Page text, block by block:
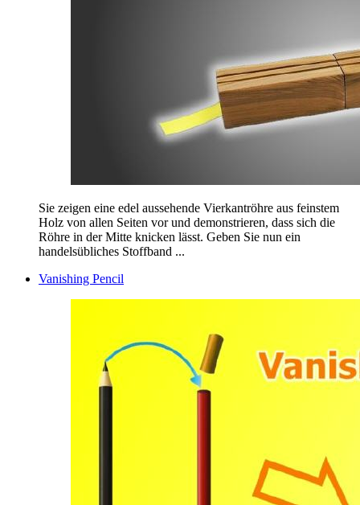
Sie zeigen eine edel aussehende Vierkantröhre aus feinstem
Holz von allen Seiten vor und demonstrieren, dass sich die
Röhre in der Mitte knicken lässt. Geben Sie nun ein
handelsübliches Stoffband ...
Vanishing Pencil